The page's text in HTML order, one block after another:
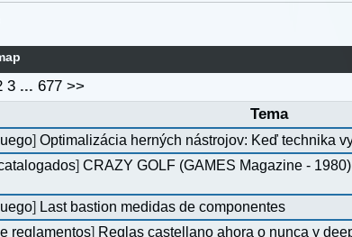
3 ... 677 >>
Tema
]Optimalizácia herných nástrojov: Keď technika
]CRAZY GOLF (GAMES Magazine -
] Last bastion medidas de componentes
reglamentos] Reglas castellano ahora o nunca y